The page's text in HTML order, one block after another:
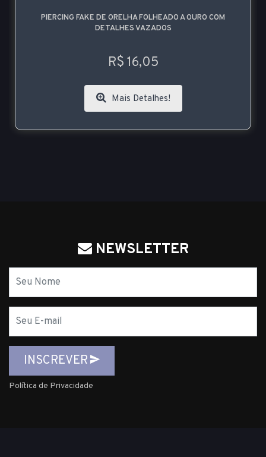
PIERCING FAKE DE ORELHA FOLHEADO A OURO COM
DETALHES VAZADOS
R$ 16,05
Mais Detalhes!
NEWSLETTER
mail
INSCREVER
Política de Privacidade